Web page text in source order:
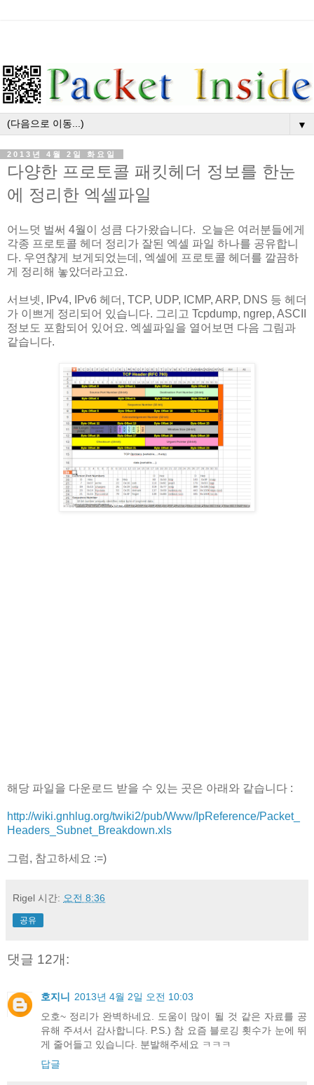
▼
2013년 4월 2일 화요일
다양한 프로토콜 패킷헤더 정보를 한눈
에 정리한 엑셀파일
어느덧 벌써 4월이 성큼 다가왔습니다. 오늘은 여러분들에게
각종 프로토콜 헤더 정리가 잘된 엑셀 파일 하나를 공유합니
다. 우연챦게 보게되었는데, 엑셀에 프로토콜 헤더를 깔끔하
게 정리해 놓았더라고요.
서브넷, IPv4, IPv6 헤더, TCP, UDP, ICMP, ARP, DNS 등 헤더
가 이쁘게 정리되어 있습니다. 그리고 Tcpdump, ngrep, ASCII
정보도 포함되어 있어요. 엑셀파일을 열어보면 다음 그림과
같습니다.
해당 파일을 다운로드 받을 수 있는 곳은 아래와 같습니다 :
http://wiki.gnhlug.org/twiki2/pub/Www/IpReference/Packet_
Headers_Subnet_Breakdown.xls
그럼, 참고하세요 :=)
Rigel 시간: 오전 8:36
공유
댓글 12개:
호지니
2013년 4월 2일 오전 10:03
오호~ 정리가 완벽하네요. 도움이 많이 될 것 같은 자료를 공
유해 주셔서 감사합니다. P.S.) 참 요즘 블로깅 횟수가 눈에 뛰
게 줄어들고 있습니다. 분발해주세요 ㅋㅋㅋ
답글